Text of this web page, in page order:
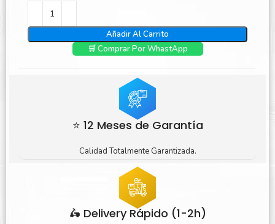
Añadir Al Carrito
🛒 Comprar Por WhastApp
⭐ 12 Meses de Garantía
Calidad Totalmente Garantizada.
🛵 Delivery Rápido (1-2h)